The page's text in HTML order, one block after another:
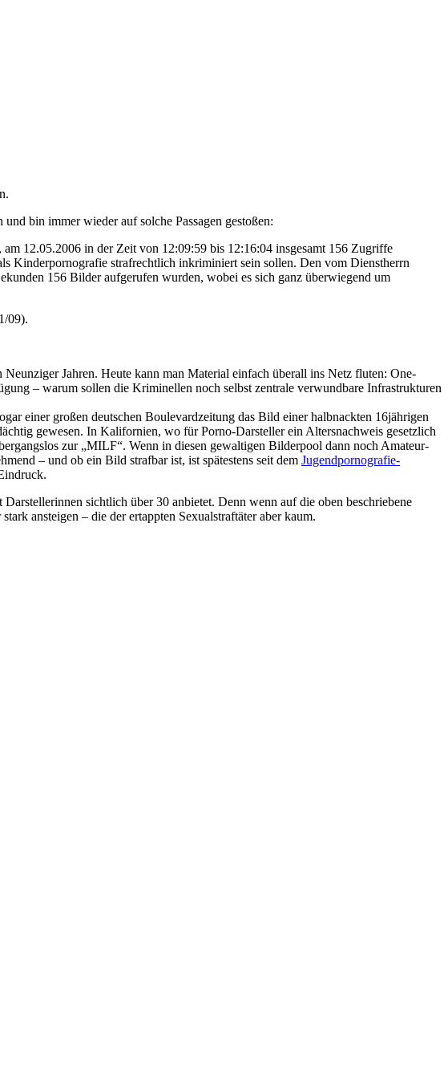
bin immer wieder auf solche Passagen gestoßen:
12.05.2006 in der Zeit von 12:09:59 bis 12:16:04 insgesamt 156 Zugriffe
Kinderpornografie strafrechtlich inkriminiert sein sollen. Den vom Dienstherrn
156 Bilder aufgerufen wurden, wobei es sich ganz überwiegend um
09).
Jahren. Heute kann man Material einfach überall ins Netz fluten: One-
– warum sollen die Kriminellen noch selbst zentrale verwundbare Infrastrukturen
einer großen deutschen Boulevardzeitung das Bild einer halbnackten 16jährigen
gewesen. In Kalifornien, wo für Porno-Darsteller ein Altersnachweis gesetzlich
zur „MILF“. Wenn in diesen gewaltigen Bilderpool dann noch Amateur-
– und ob ein Bild strafbar ist, ist spätestens seit dem Jugendpornografie-
sichtlich über 30 anbietet. Denn wenn auf die oben beschriebene
ansteigen – die der ertappten Sexualstraftäter aber kaum.